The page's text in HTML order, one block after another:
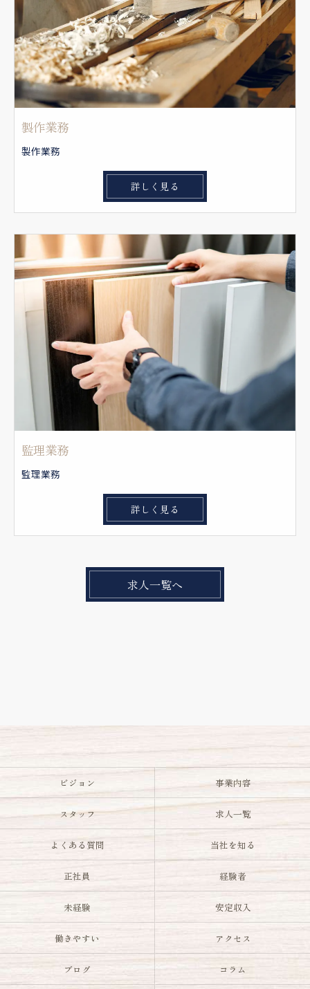
製作業務
製作業務
詳しく見る
監理業務
監理業務
詳しく見る
求人一覧へ
ビジョン 事業内容
スタッフ 求人一覧
よくある質問 当社を知る
正社員 経験者
未経験 安定収入
働きやすい アクセス
ブログ コラム